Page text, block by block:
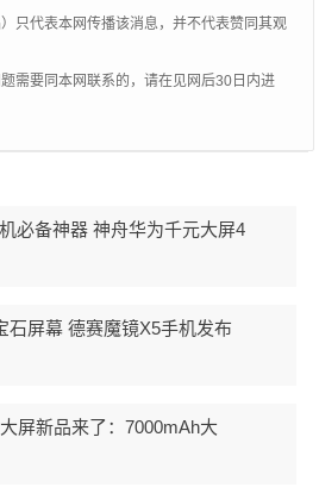
只代表本网传播该消息，并不代表赞同其观
需要同本网联系的，请在见网后30日内进
必备神器 神舟华为千元大屏4
石屏幕 德赛魔镜X5手机发布
屏新品来了：7000mAh大